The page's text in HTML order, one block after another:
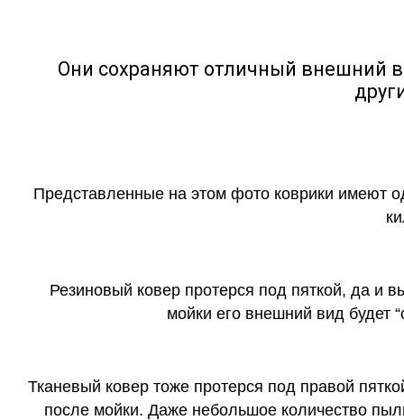
Они сохраняют отличный внешний
Представленные на этом фото коврики имеют
Резиновый ковер протерся под пяткой, да и
мойки его внешний вид будет
Тканевый ковер тоже протерся под правой
после мойки. Даже небольшое количество